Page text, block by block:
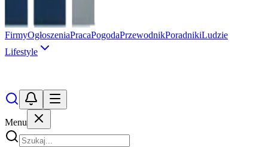
FirmyOgłoszeniaPracaPogodaPrzewodnikPoradnikiLudzie
Lifestyle
Menu